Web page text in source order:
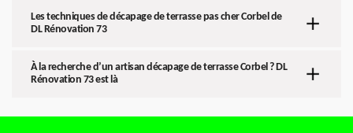
Les techniques de décapage de terrasse pas cher Corbel de
DL Rénovation 73
À la recherche d’un artisan décapage de terrasse Corbel ? DL
Rénovation 73 est là